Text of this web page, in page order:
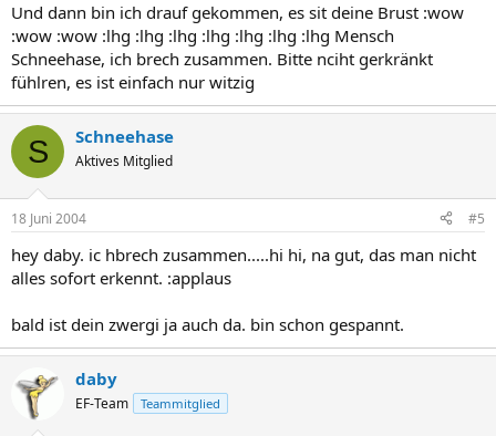
Und dann bin ich drauf gekommen, es sit deine Brust :wow
:wow :wow :lhg :lhg :lhg :lhg :lhg :lhg :lhg Mensch
Schneehase, ich brech zusammen. Bitte nciht gerkränkt
fühlren, es ist einfach nur witzig
S Schneehase
Aktives Mitglied
18 Juni 2004 #5
hey daby. ic hbrech zusammen.....hi hi, na gut, das man nicht
alles sofort erkennt. :applaus
bald ist dein zwergi ja auch da. bin schon gespannt.
daby
EF-Team Teammitglied